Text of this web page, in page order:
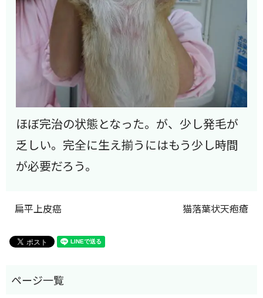
ほぼ完治の状態となった。が、少し発毛が
乏しい。完全に生え揃うにはもう少し時間
が必要だろう。
扁平上皮癌 猫落葉状天疱瘡